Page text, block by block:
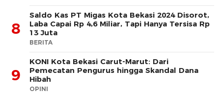
8
Saldo Kas PT Migas Kota Bekasi 2024 Disorot,
Laba Capai Rp 4,6 Miliar, Tapi Hanya Tersisa Rp
13 Juta
BERITA
9
KONI Kota Bekasi Carut-Marut: Dari
Pemecatan Pengurus hingga Skandal Dana
Hibah
OPINI